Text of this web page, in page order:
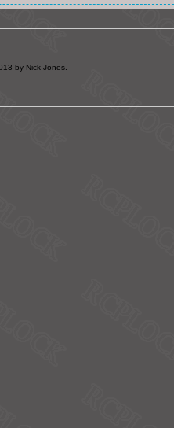
by Nick Jones.